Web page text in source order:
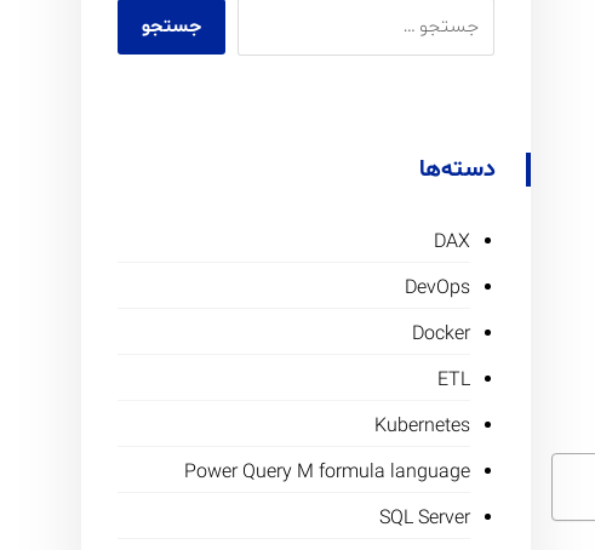
دسته‌ها
DAX
DevOps
Docker
ETL
Kubernetes
Power Query M formula language
SQL Server